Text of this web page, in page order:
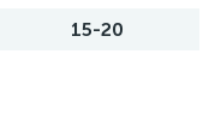
15-20